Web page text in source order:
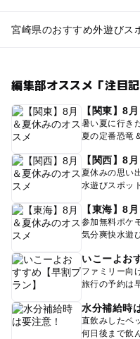
宮崎県のおすすめ外遊びス
編集部オススメ「注目記
【関東】8
暑い夏に行き
夏の定番恐竜
【関西】8
夏休みの思い
水遊びスポッ
【東海】8
参加無料ポケ
気分爽快水遊
いこーよお
ファミリー向
旅行の予約は
水分補給時
直飲みしたペ
何日後まで飲